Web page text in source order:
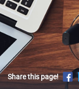
Share this page!